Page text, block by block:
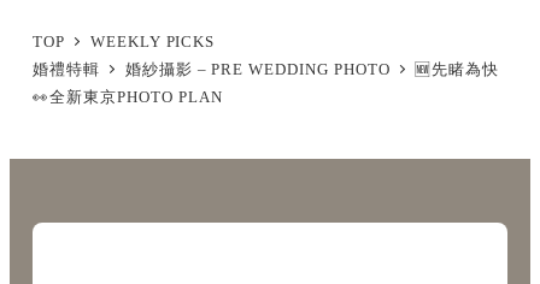
TOP
WEEKLY PICKS
婚禮特輯
婚紗攝影 – PRE WEDDING PHOTO
🆕先睹為快
👀全新東京PHOTO PLAN